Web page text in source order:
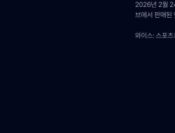
2026년 2월
브에서 판매된
와이스: 스포